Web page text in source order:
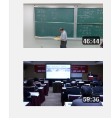
46:44
59:36